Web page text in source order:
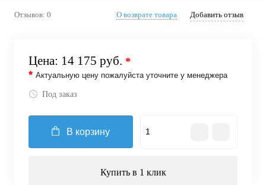
Отзывов: 0 О возврате товара Добавить отзыв
Цена: 14 175 руб. *
* Актуальную цену пожалуйста уточните у менеджера
Под заказ
В корзину
Купить в 1 клик